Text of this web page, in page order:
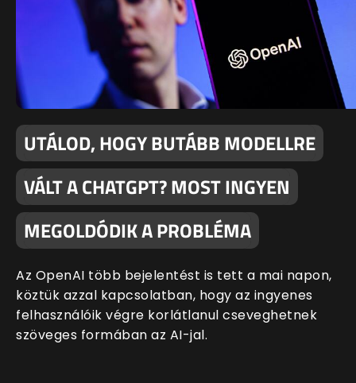
UTÁLOD, HOGY BUTÁBB MODELLRE
VÁLT A CHATGPT? MOST INGYEN
MEGOLDÓDIK A PROBLÉMA
Az OpenAI több bejelentést is tett a mai napon,
köztük azzal kapcsolatban, hogy az ingyenes
felhasználóik végre korlátlanul cseveghetnek
szöveges formában az AI-jal.